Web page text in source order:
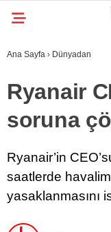
Ana Sayfa › Dünyadan
Ryanair
soruna
Ryanair’in
saatlerde
yasaklanmasını